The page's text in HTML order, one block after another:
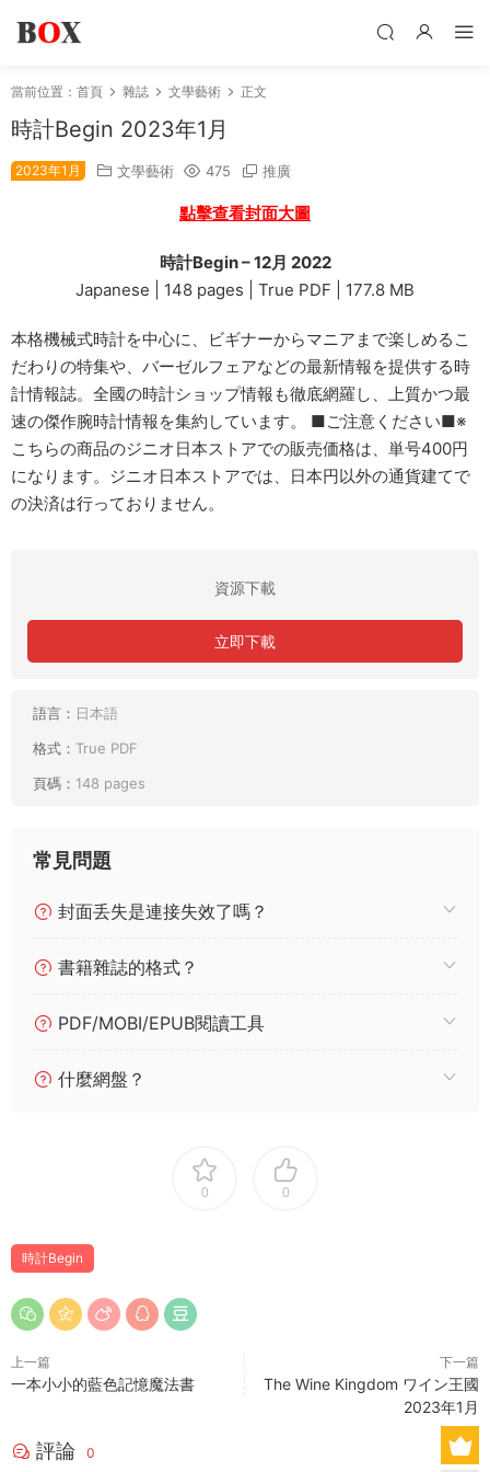
當前位置： 首頁 雜誌 文學藝術 正文
時計Begin 2023年1月
2023年1月 文學藝術 475 推廣
點擊查看封面大圖
時計Begin – 12月 2022
Japanese | 148 pages | True PDF | 177.8 MB
本格機械式時計を中心に、ビギナーからマニアまで楽しめるこ
だわりの特集や、バーゼルフェアなどの最新情報を提供する時
計情報誌。全國の時計ショップ情報も徹底網羅し、上質かつ最
速の傑作腕時計情報を集約しています。 ■ご注意ください■※
こちらの商品のジニオ日本ストアでの販売価格は、単号400円
になります。ジニオ日本ストアでは、日本円以外の通貨建てで
の決済は行っておりません。
資源下載
立即下載
語言： 日本語
格式： True PDF
頁碼： 148 pages
常見問題
封面丢失是連接失效了嗎？
書籍雜誌的格式？
PDF/MOBI/EPUB閱讀工具
什麼網盤？
0 0
時計Begin
上一篇
一本小小的藍色記憶魔法書
下一篇
The Wine Kingdom ワイン王國
2023年1月
評論 0